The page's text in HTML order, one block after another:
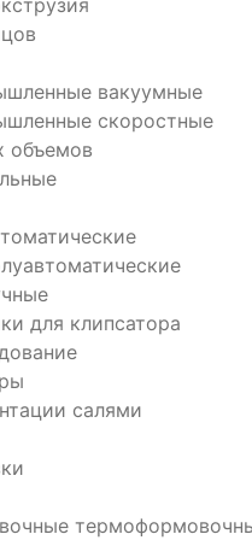
вакуумные
скоростные
объемов
для клипсатора
салями